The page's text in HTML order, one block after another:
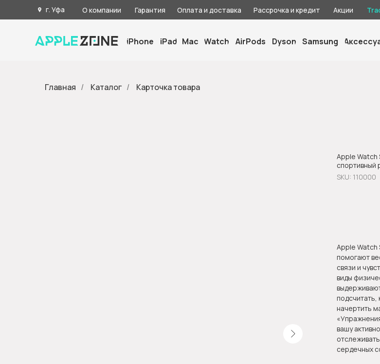
О компании Гарантия Оплата и доставка Рассрочка и кредит
iPhone iPad Mac Watch AirPods Samsung
г. Уфа Акции
Dyson
Главная / Каталог / Карточка товара
Apple Watch
спортивный
SKU: 110000
Apple Watch
помогают
связи и
виды
подсчитать,
начертить
вашу
сердечных